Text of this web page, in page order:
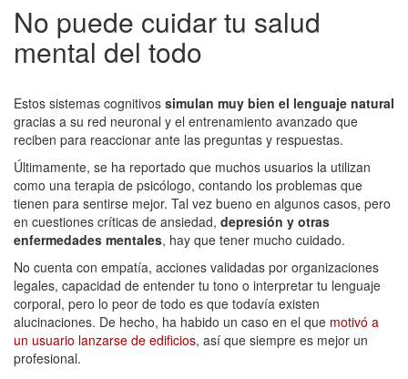
No puede cuidar tu salud
mental del todo
Estos sistemas cognitivos simulan muy bien el lenguaje natural
gracias a su red neuronal y el entrenamiento avanzado que
reciben para reaccionar ante las preguntas y respuestas.
Últimamente, se ha reportado que muchos usuarios la utilizan
como una terapia de psicólogo, contando los problemas que
tienen para sentirse mejor. Tal vez bueno en algunos casos, pero
en cuestiones críticas de ansiedad, depresión y otras
enfermedades mentales, hay que tener mucho cuidado.
No cuenta con empatía, acciones validadas por organizaciones
legales, capacidad de entender tu tono o interpretar tu lenguaje
corporal, pero lo peor de todo es que todavía existen
alucinaciones. De hecho, ha habido un caso en el que motivó a
un usuario lanzarse de edificios, así que siempre es mejor un
profesional.